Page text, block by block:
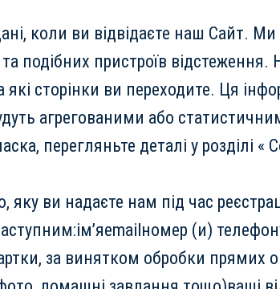
коли ви відвідаєте наш Сайт.
подібних пристроїв
які сторінки ви переходите. Ця
агрегованими або
перегляньте деталі у розділі «
ви надаєте нам під час
(и)
за винятком обробки